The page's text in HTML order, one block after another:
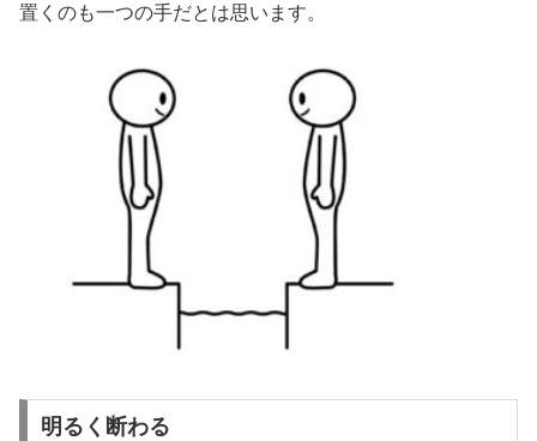
置くのも一つの手だとは思います。
明るく断わる